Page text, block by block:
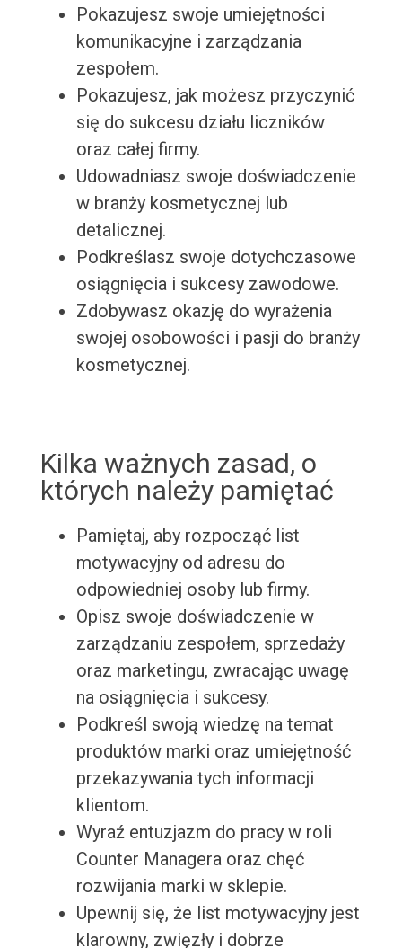
Pokazujesz swoje umiejętności
komunikacyjne i zarządzania
zespołem.
Pokazujesz, jak możesz przyczynić
się do sukcesu działu liczników
oraz całej firmy.
Udowadniasz swoje doświadczenie
w branży kosmetycznej lub
detalicznej.
Podkreślasz swoje dotychczasowe
osiągnięcia i sukcesy zawodowe.
Zdobywasz okazję do wyrażenia
swojej osobowości i pasji do branży
kosmetycznej.
Kilka ważnych zasad, o
których należy pamiętać
Pamiętaj, aby rozpocząć list
motywacyjny od adresu do
odpowiedniej osoby lub firmy.
Opisz swoje doświadczenie w
zarządzaniu zespołem, sprzedaży
oraz marketingu, zwracając uwagę
na osiągnięcia i sukcesy.
Podkreśl swoją wiedzę na temat
produktów marki oraz umiejętność
przekazywania tych informacji
klientom.
Wyraź entuzjazm do pracy w roli
Counter Managera oraz chęć
rozwijania marki w sklepie.
Upewnij się, że list motywacyjny jest
klarowny, zwięzły i dobrze